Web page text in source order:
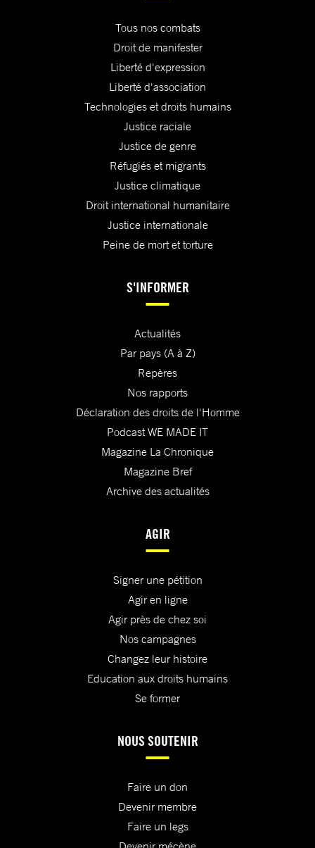
Tous nos combats
Droit de manifester
Liberté d'expression
Liberté d'association
Technologies et droits humains
Justice raciale
Justice de genre
Réfugiés et migrants
Justice climatique
Droit international humanitaire
Justice internationale
Peine de mort et torture
S'INFORMER
Actualités
Par pays (A à Z)
Repères
Nos rapports
Déclaration des droits de l'Homme
Podcast WE MADE IT
Magazine La Chronique
Magazine Bref
Archive des actualités
AGIR
Signer une pétition
Agir en ligne
Agir près de chez soi
Nos campagnes
Changez leur histoire
Education aux droits humains
Se former
NOUS SOUTENIR
Faire un don
Devenir membre
Faire un legs